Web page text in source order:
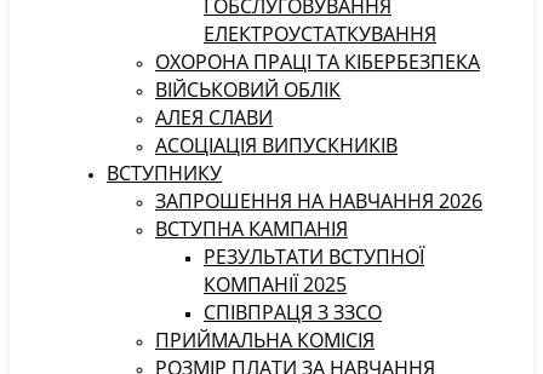
І ОБСЛУГОВУВАННЯ
ЕЛЕКТРОУСТАТКУВАННЯ
ОХОРОНА ПРАЦІ ТА КІБЕРБЕЗПЕКА
ВІЙСЬКОВИЙ ОБЛІК
АЛЕЯ СЛАВИ
АСОЦІАЦІЯ ВИПУСКНИКІВ
ВСТУПНИКУ
ЗАПРОШЕННЯ НА НАВЧАННЯ 2026
ВСТУПНА КАМПАНІЯ
РЕЗУЛЬТАТИ ВСТУПНОЇ
КОМПАНІЇ 2025
СПІВПРАЦЯ З ЗЗСО
ПРИЙМАЛЬНА КОМІСІЯ
РОЗМІР ПЛАТИ ЗА НАВЧАННЯ